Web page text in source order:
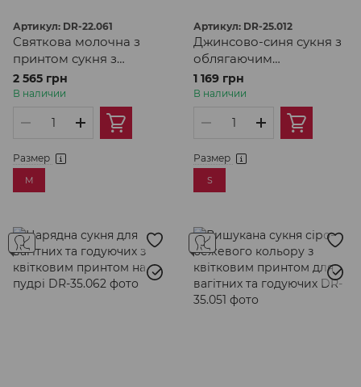
Артикул: DR-22.061
Святкова молочна з
принтом сукня з
рукавами-буфами для
вагітних та годуючих
2 565 грн
В наличии
Размер
M
Артикул: DR-25.012
Джинсово-синя сукня з
облягаючим
трикотажним верхом
для вагітних та
1 169 грн
В наличии
Размер
S